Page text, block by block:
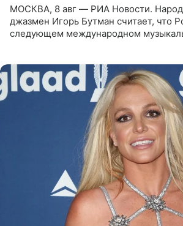
МОСКВА, 8 авг — РИА Новости.
джазмен Игорь Бутман считает, что
следующем международном